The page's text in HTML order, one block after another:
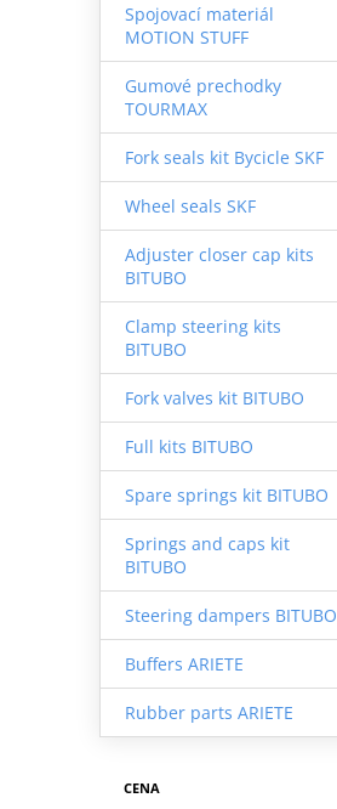
Spojovací materiál
MOTION STUFF
Gumové prechodky
TOURMAX
Fork seals kit Bycicle SKF
Wheel seals SKF
Adjuster closer cap kits
BITUBO
Clamp steering kits
BITUBO
Fork valves kit BITUBO
Full kits BITUBO
Spare springs kit BITUBO
Springs and caps kit
BITUBO
Steering dampers BITUBO
Buffers ARIETE
Rubber parts ARIETE
CENA